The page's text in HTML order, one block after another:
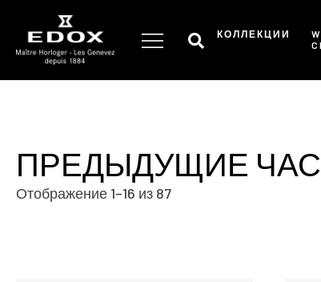
the
КОЛЛЕКЦИИ
ПРЕДЫДУЩИЕ
Отображение 1–16 из 87